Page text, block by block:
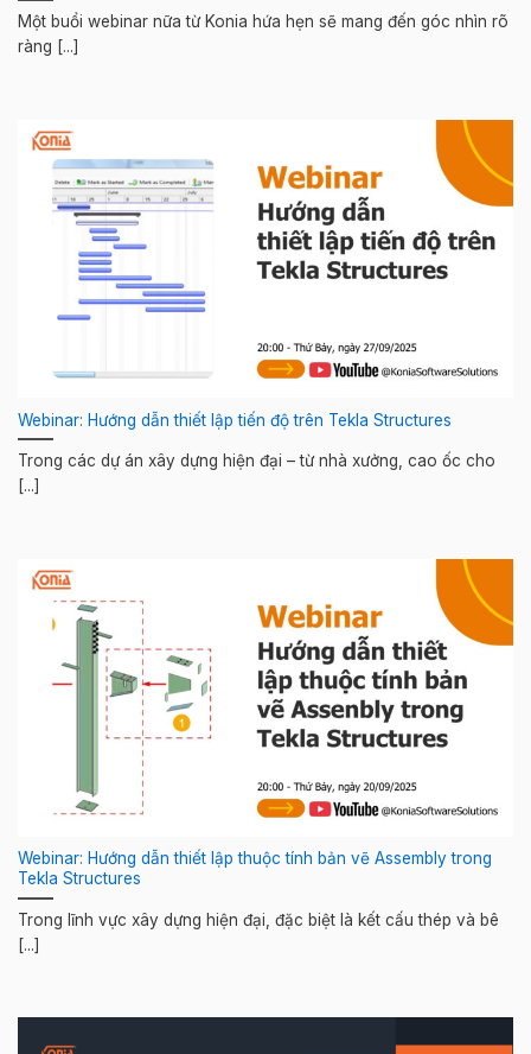
Một buổi webinar nữa từ Konia hứa hẹn sẽ mang đến góc nhìn rõ
ràng [...]
Webinar: Hướng dẫn thiết lập tiến độ trên Tekla Structures
Trong các dự án xây dựng hiện đại – từ nhà xưởng, cao ốc cho
[...]
Webinar: Hướng dẫn thiết lập thuộc tính bản vẽ Assembly trong
Tekla Structures
Trong lĩnh vực xây dựng hiện đại, đặc biệt là kết cấu thép và bê
[...]